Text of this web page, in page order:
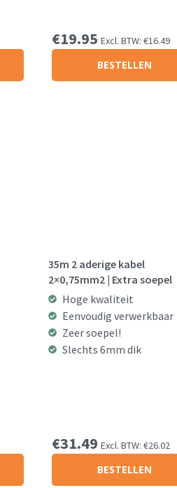
€19.95 Excl. BTW: €16.49
BESTELLEN
35m 2 aderige kabel
2×0,75mm2 | Extra soepel
Hoge kwaliteit
Eenvoudig verwerkbaar
Zeer soepel!
Slechts 6mm dik
€31.49 Excl. BTW: €26.02
BESTELLEN